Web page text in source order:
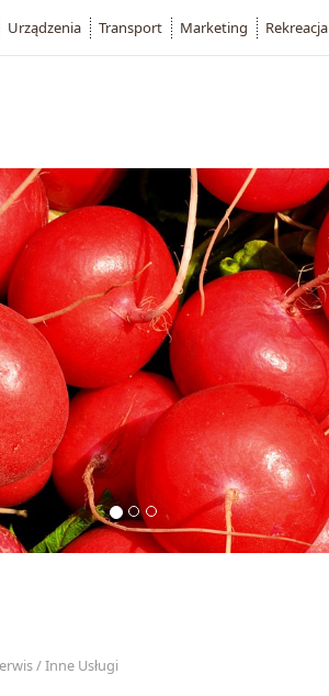
/ Inne Usługi
Urządzenia Transport Marketing Rekreacja